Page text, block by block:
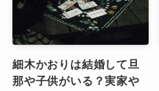
細木かおりは結婚して旦
那や子供がいる？実家や